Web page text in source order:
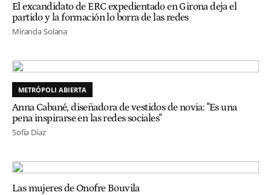
El excandidato de ERC expedientado en Girona deja el
partido y la formación lo borra de las redes
Miranda Solana
METRÓPOLI ABIERTA
Anna Cabané, diseñadora de vestidos de novia: "Es una
pena inspirarse en las redes sociales"
Sofía Díaz
Las mujeres de Onofre Bouvila